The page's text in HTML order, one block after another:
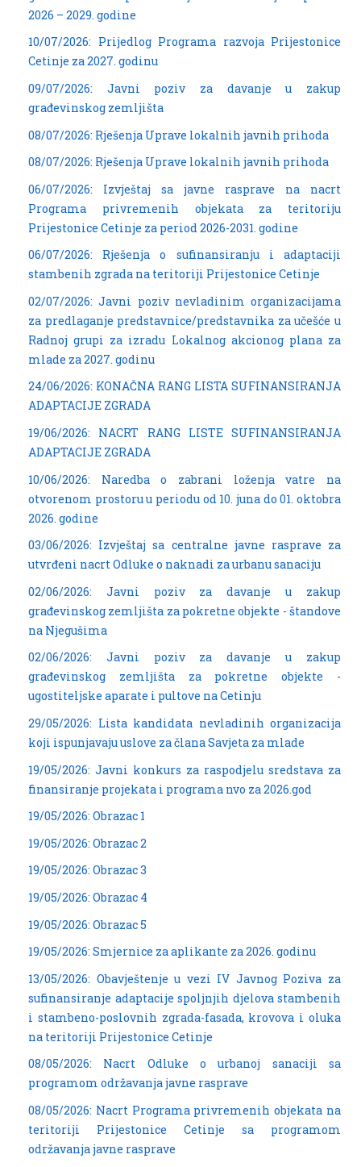
2026 – 2029. godine
10/07/2026: Prijedlog Programa razvoja Prijestonice
Cetinje za 2027. godinu
09/07/2026: Javni poziv za davanje u zakup
građevinskog zemljišta
08/07/2026: Rješenja Uprave lokalnih javnih prihoda
08/07/2026: Rješenja Uprave lokalnih javnih prihoda
06/07/2026: Izvještaj sa javne rasprave na nacrt
Programa privremenih objekata za teritoriju
Prijestonice Cetinje za period 2026-2031. godine
06/07/2026: Rješenja o sufinansiranju i adaptaciji
stambenih zgrada na teritoriji Prijestonice Cetinje
02/07/2026: Javni poziv nevladinim organizacijama
za predlaganje predstavnice/predstavnika za učešće u
Radnoj grupi za izradu Lokalnog akcionog plana za
mlade za 2027. godinu
24/06/2026: KONAČNA RANG LISTA SUFINANSIRANJA
ADAPTACIJE ZGRADA
19/06/2026: NACRT RANG LISTE SUFINANSIRANJA
ADAPTACIJE ZGRADA
10/06/2026: Naredba o zabrani loženja vatre na
otvorenom prostoru u periodu od 10. juna do 01. oktobra
2026. godine
03/06/2026: Izvještaj sa centralne javne rasprave za
utvrđeni nacrt Odluke o naknadi za urbanu sanaciju
02/06/2026: Javni poziv za davanje u zakup
građevinskog zemljišta za pokretne objekte - štandove
na Njegušima
02/06/2026: Javni poziv za davanje u zakup
građevinskog zemljišta za pokretne objekte -
ugostiteljske aparate i pultove na Cetinju
29/05/2026: Lista kandidata nevladinih organizacija
koji ispunjavaju uslove za člana Savjeta za mlade
19/05/2026: Javni konkurs za raspodjelu sredstava za
finansiranje projekata i programa nvo za 2026.god
19/05/2026: Obrazac 1
19/05/2026: Obrazac 2
19/05/2026: Obrazac 3
19/05/2026: Obrazac 4
19/05/2026: Obrazac 5
19/05/2026: Smjernice za aplikante za 2026. godinu
13/05/2026: Obavještenje u vezi IV Javnog Poziva za
sufinansiranje adaptacije spoljnjih djelova stambenih
i stambeno-poslovnih zgrada-fasada, krovova i oluka
na teritoriji Prijestonice Cetinje
08/05/2026: Nacrt Odluke o urbanoj sanaciji sa
programom održavanja javne rasprave
08/05/2026: Nacrt Programa privremenih objekata na
teritoriji Prijestonice Cetinje sa programom
održavanja javne rasprave